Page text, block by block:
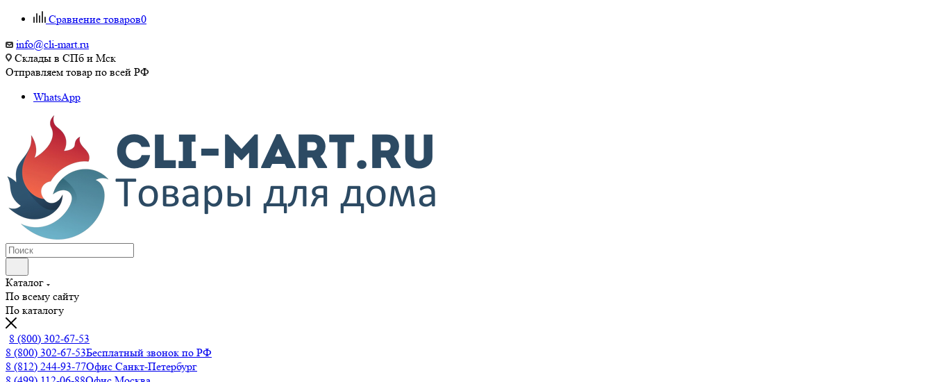
Сравнение товаров0
info@cli-mart.ru
Склады в СПб и Мск
Отправляем товар по всей РФ
WhatsApp
Каталог
По всему сайту
По каталогу
8 (800) 302-67-53
8 (800) 302-67-53Бесплатный звонок по РФ
8 (812) 244-93-77Офис Санкт-Петербург